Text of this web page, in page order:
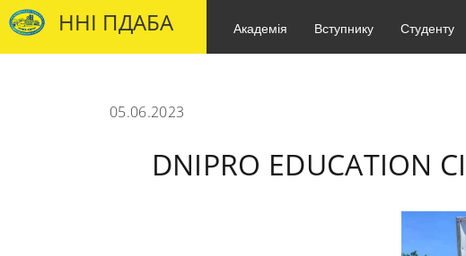
ННІ ПДАБА Академія Вступнику Студенту
05.06.2023
DNIPRO